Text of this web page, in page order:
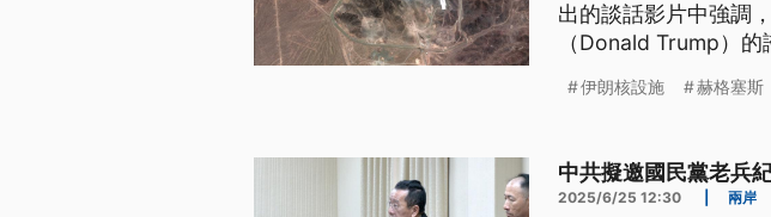
出的談話影片中強調
（Donald Trump）
朗核能力已遭摧毀，
伊朗核設施 赫格塞斯
中共擬邀國民黨老兵
2025/6/25 12:30 兩岸